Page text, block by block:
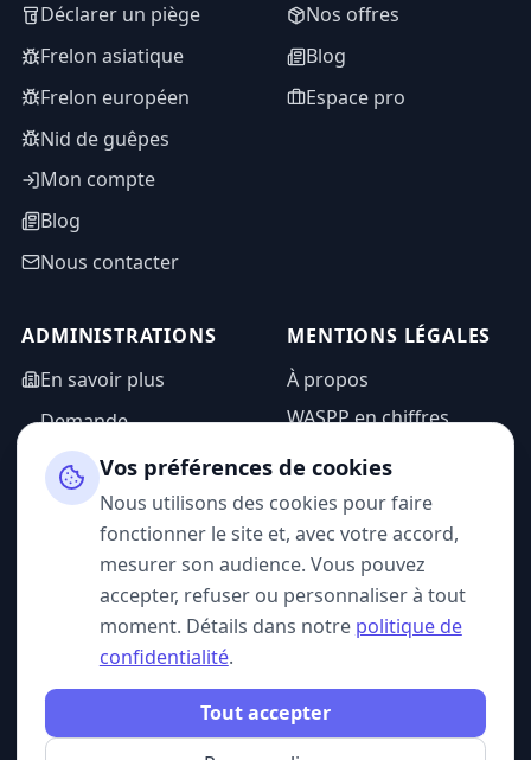
Déclarer un piège
Frelon asiatique
Frelon européen
Nid de guêpes
Mon compte
Blog
Nous contacter
Nos offres
Blog
Espace pro
ADMINISTRATIONS
En savoir plus
Demande
d'information
Espace admin
MENTIONS LÉGALES
À propos
WASPP en chiffres
Mentions légales
Politique de
confidentialité
CGU
SUIVEZ-NOUS
Vos préférences de cookies
Nous utilisons des cookies pour faire
fonctionner le site et, avec votre accord,
mesurer son audience. Vous pouvez
accepter, refuser ou personnaliser à tout
moment. Détails dans notre politique de
confidentialité.
Tout accepter